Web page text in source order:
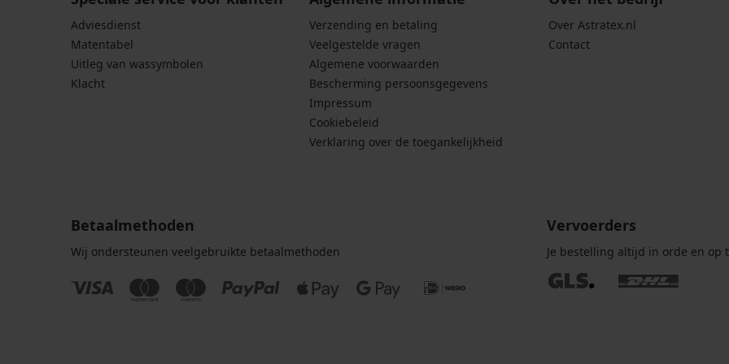
Adviesdienst
Matentabel
Uitleg van wassymbolen
Klacht
Verzending en betaling
Veelgestelde vragen
Algemene voorwaarden
Bescherming persoonsgegevens
Impressum
Cookiebeleid
Verklaring over de toegankelijkheid
Over Astratex.nl
Contact
Betaalmethoden
Wij ondersteunen veelgebruikte betaalmethoden
Vervoerders
Je bestelling altijd in orde en op